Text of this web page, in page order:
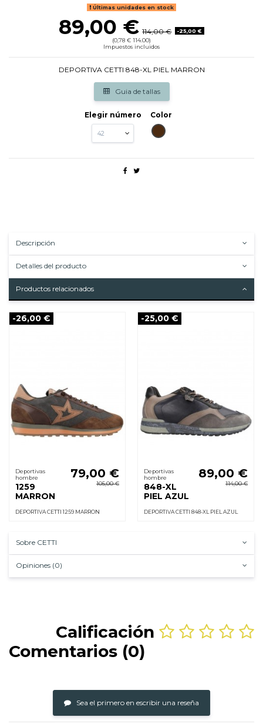
Últimas unidades en stock
89,00 € 114,00 €
-25,00 €
(0,78 € 114.00)
Impuestos incluidos
DEPORTIVA CETTI 848-XL PIEL MARRON
Guia de tallas
Elegir número
Color
MARRON
Descripción
Detalles del producto
Productos relacionados
-26,00 €
Deportivas
hombre
1259
MARRON
79,00 €
105,00 €
DEPORTIVA CETTI 1259 MARRON
-25,00 €
Deportivas
hombre
848-XL
PIEL AZUL
89,00 €
114,00 €
DEPORTIVA CETTI 848-XL PIEL AZUL
Sobre CETTI
Opiniones (0)
Calificación
Comentarios (0)
Sea el primero en escribir una reseña